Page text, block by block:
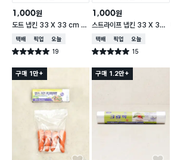
1,000원
도트 냅킨 33 X 33 cm 1
5매입
택배배송매장픽업오늘배송
별점 5.0점 19
건 작성
1,000원
스트라이프 냅킨 33 X 33
cm 15매입
택배배송매장픽업오늘배송
별점 5.0점 15
건 작성
구매 1만+ 구매 1.2만+